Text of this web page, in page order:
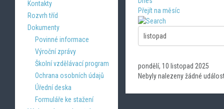
Přejít na měsíc
pondělí, 10 listopad 2025
Nebyly nalezeny žádné
Kontakty
Rozvrh tříd
Dokumenty
Povinné informace
Výroční zprávy
Školní vzdělávací program
Ochrana osobních údajů
Úřední deska
Formuláře ke stažení